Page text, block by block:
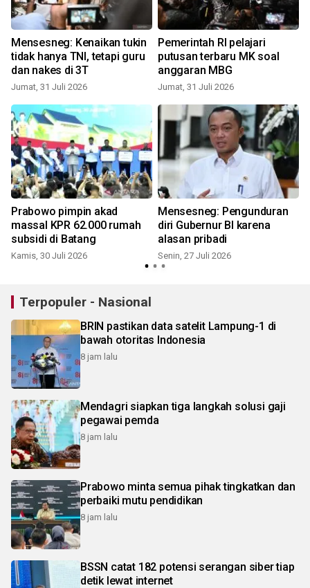
Mensesneg: Kenaikan tukin
tidak hanya TNI, tetapi guru
dan nakes di 3T
Jumat, 31 Juli 2026
Pemerintah RI pelajari
putusan terbaru MK soal
anggaran MBG
Jumat, 31 Juli 2026
Prabowo pimpin akad
massal KPR 62.000 rumah
subsidi di Batang
Kamis, 30 Juli 2026
Mensesneg: Pengunduran
diri Gubernur BI karena
alasan pribadi
Senin, 27 Juli 2026
Terpopuler - Nasional
BRIN pastikan data satelit Lampung-1 di
bawah otoritas Indonesia
8 jam lalu
Mendagri siapkan tiga langkah solusi gaji
pegawai pemda
8 jam lalu
Prabowo minta semua pihak tingkatkan dan
perbaiki mutu pendidikan
8 jam lalu
BSSN catat 182 potensi serangan siber tiap
detik lewat internet